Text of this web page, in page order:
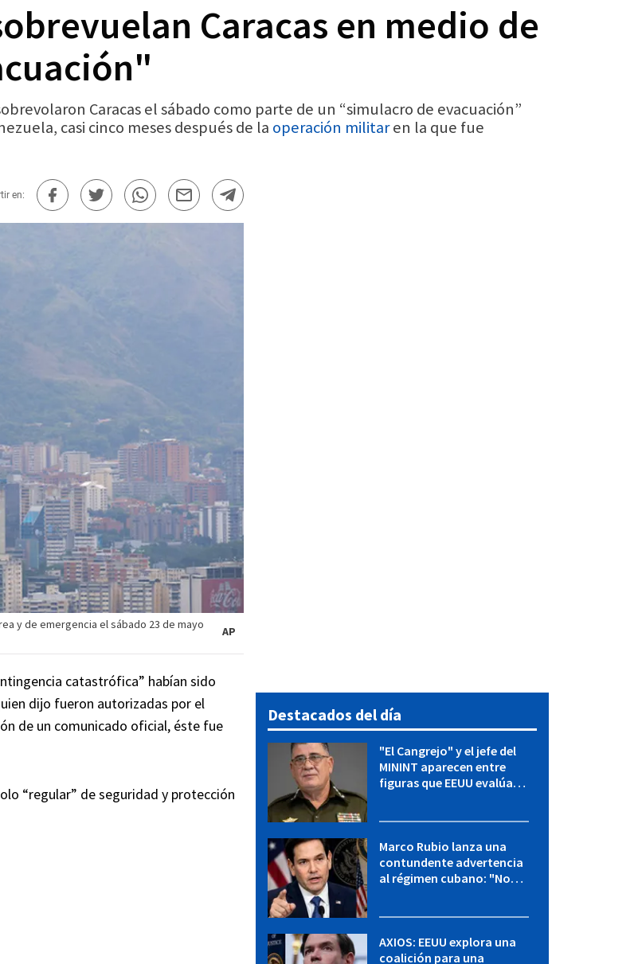
Caracas en medio de
Caracas el sábado como parte de un “simulacro de evacuación”
casi cinco meses después de la operación militaren la que fue
en:
y de emergencia el sábado 23 de mayo
AP
catastrófica” habían sido
dijo fueron autorizadas por el
de un comunicado oficial, éste fue
“regular” de seguridad y protección
Destacados del día
"El Cangrejo" y el jefe del
MININT aparecen entre
figuras que EEUU evalúa
Marco Rubio lanza una
contundente advertencia
al régimen cubano: "No
AXIOS: EEUU explora una
coalición para una